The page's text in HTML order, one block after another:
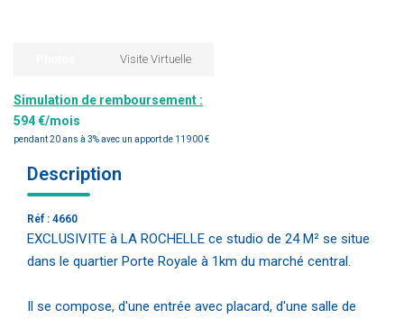
NOTRE ÉQUIPE
Qui Sommes-Nous ?
Nous Rejoindre
Simulation de remboursement :
594 €/mois
pendant 20 ans à 3% avec un apport de 11 900 €
Visite Virtuelle
Description
Réf : 4660
EXCLUSIVITE à LA ROCHELLE ce studio de 24 M² se situe
dans le quartier Porte Royale à 1km du marché central.
Il se compose, d'une entrée avec placard, d'une salle de